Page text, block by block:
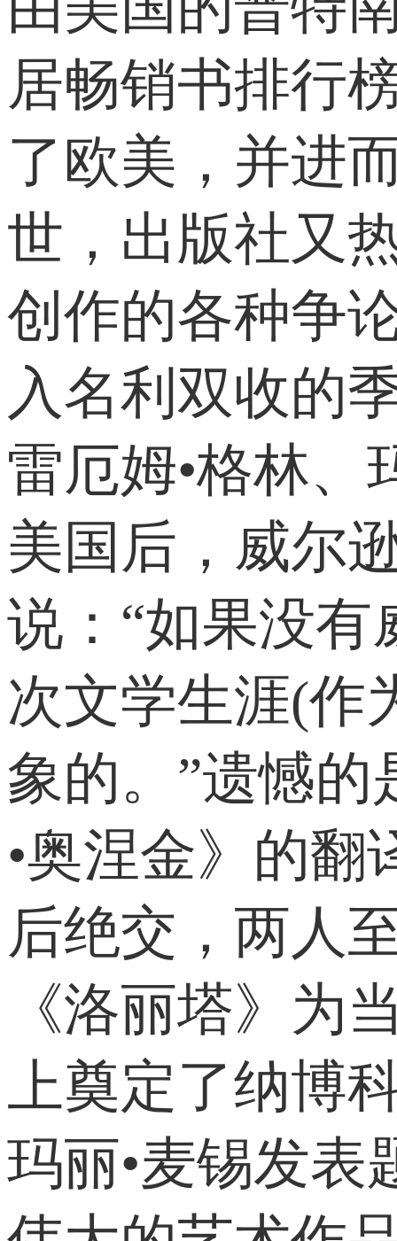
居畅销书排行
了欧美，并进
世，出版社又
创作的各种争
入名利双收的
雷厄姆•格林、
美国后，威尔
说：“如果没
次文学生涯(作
象的。”遗憾
•奥涅金》的翻
后绝交，两人
《洛丽塔》为
上奠定了纳博
玛丽•麦锡发表